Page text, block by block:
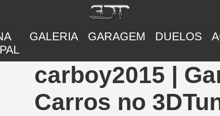
GALERIA GARAGEM DUELOS
carboy2015 |
Carros no